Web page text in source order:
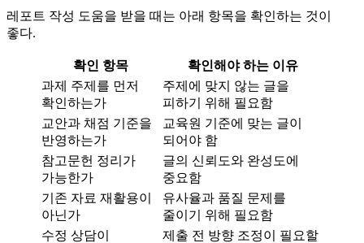
레포트 작성 도움을 받을 때는 아래 항목을 확인하는 것이
좋다.
확인 항목
확인해야 하는 이유
과제 주제를 먼저
확인하는가
주제에 맞지 않는 글을
피하기 위해 필요함
교안과 채점 기준을
반영하는가
교육원 기준에 맞는 글이
되어야 함
참고문헌 정리가
가능한가
글의 신뢰도와 완성도에
중요함
기존 자료 재활용이
아닌가
유사율과 품질 문제를
줄이기 위해 필요함
수정 상담이
제출 전 방향 조정이 필요할